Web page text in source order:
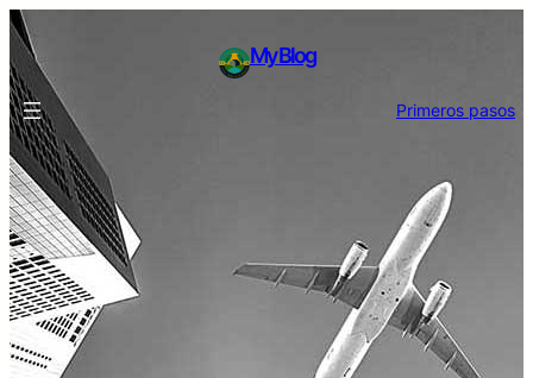
My Blog
Primeros pasos